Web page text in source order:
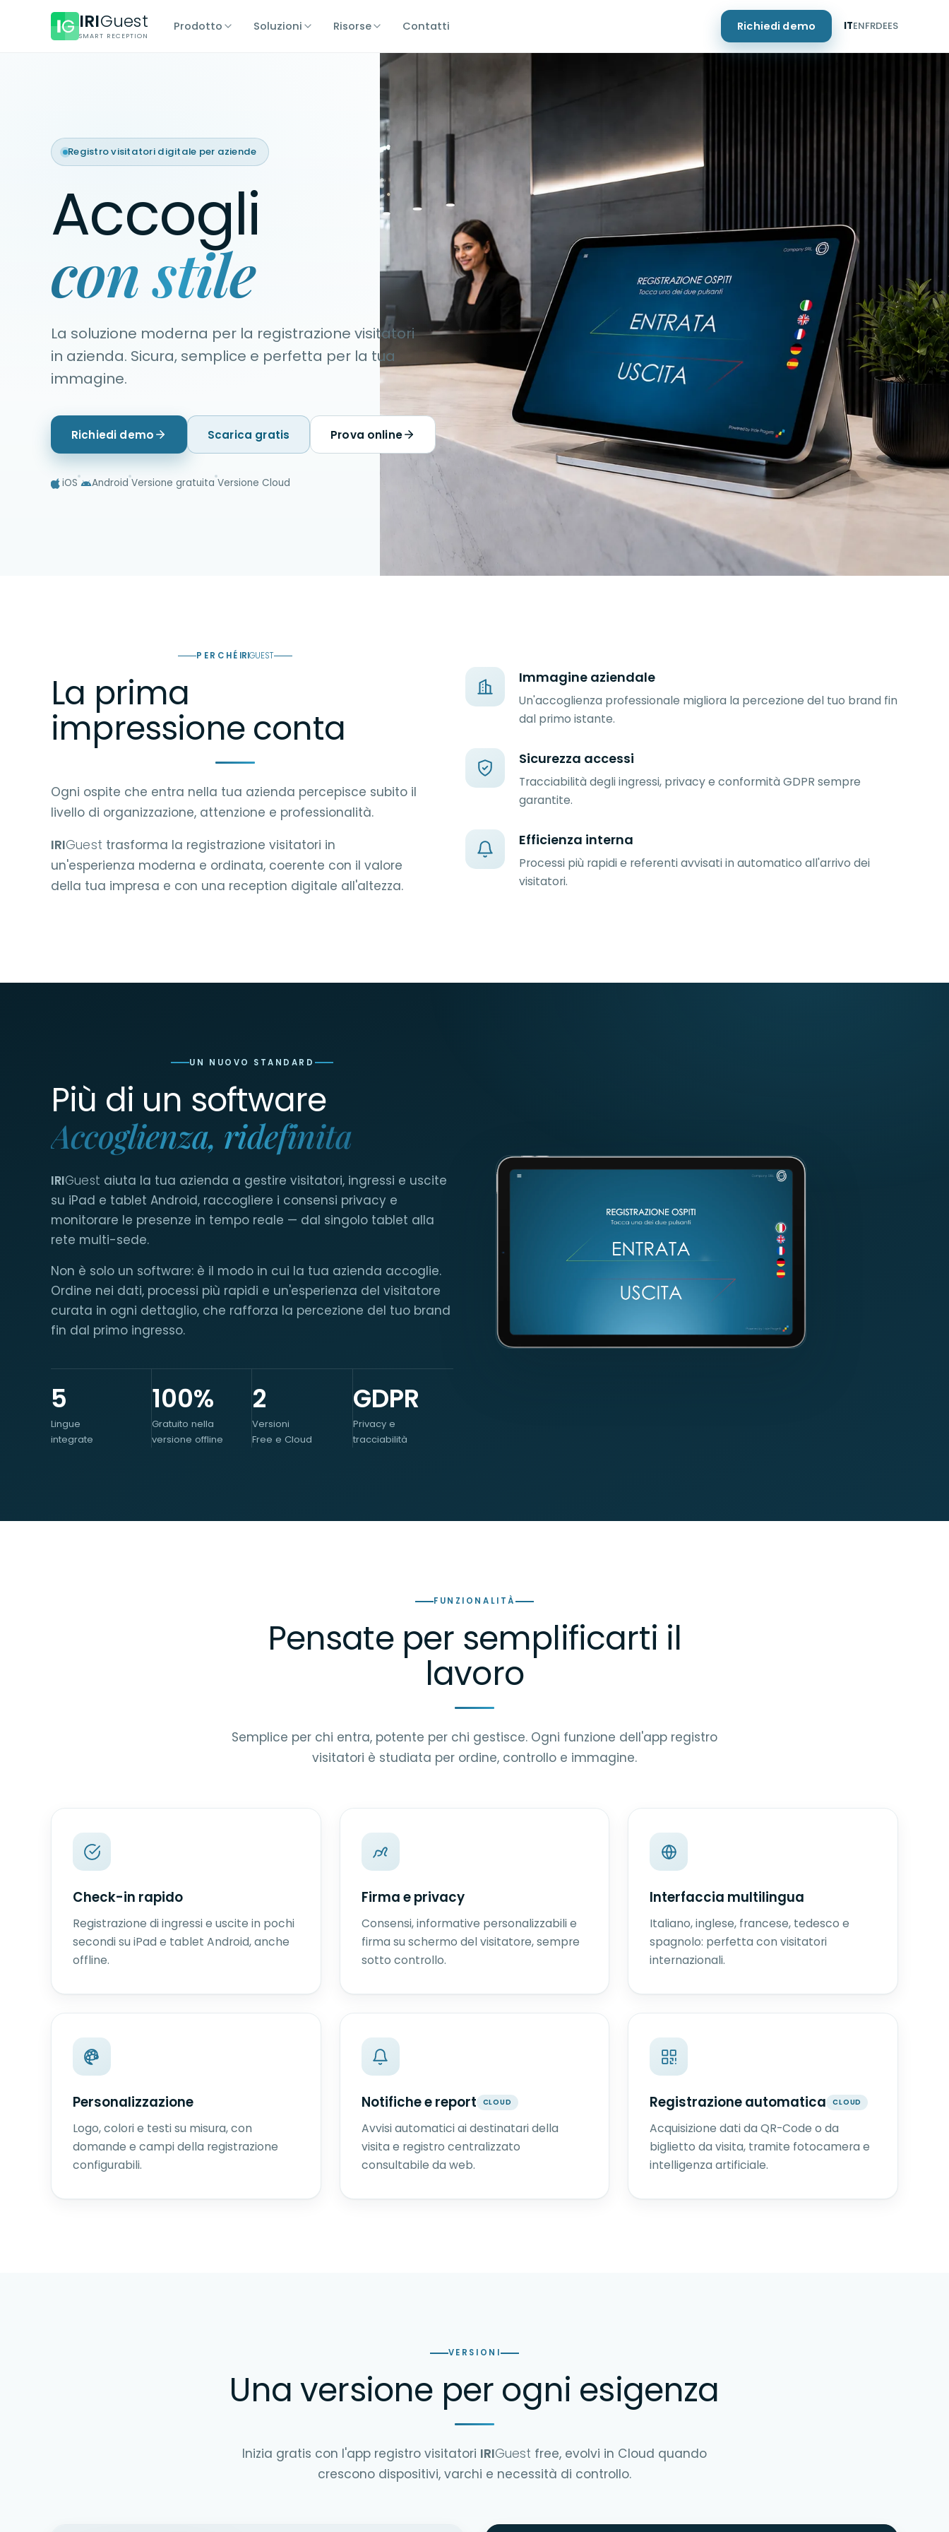
IRIGuest
SMART RECEPTION
Prodotto Soluzioni Risorse Contatti Richiedi demo ITENFRDEES
Registro visitatori digitale per aziende
Accogli
con stile
La soluzione moderna per la registrazione visitatori
in azienda. Sicura, semplice e perfetta per la tua
immagine.
Richiedi demo Scarica gratis Prova online
iOS Android Versione gratuita Versione Cloud
PERCHÉ IRIGUEST
La prima
impressione conta
Ogni ospite che entra nella tua azienda percepisce subito il
livello di organizzazione, attenzione e professionalità.
IRIGuest trasforma la registrazione visitatori in
un'esperienza moderna e ordinata, coerente con il valore
della tua impresa e con una reception digitale all'altezza.
Immagine aziendale
Un'accoglienza professionale migliora la percezione del tuo brand fin
dal primo istante.
Sicurezza accessi
Tracciabilità degli ingressi, privacy e conformità GDPR sempre
garantite.
Efficienza interna
Processi più rapidi e referenti avvisati in automatico all'arrivo dei
visitatori.
UN NUOVO STANDARD
Più di un software
Accoglienza, ridefinita
IRIGuest aiuta la tua azienda a gestire visitatori, ingressi e uscite
su iPad e tablet Android, raccogliere i consensi privacy e
monitorare le presenze in tempo reale — dal singolo tablet alla
rete multi-sede.
Non è solo un software: è il modo in cui la tua azienda accoglie.
Ordine nei dati, processi più rapidi e un'esperienza del visitatore
curata in ogni dettaglio, che rafforza la percezione del tuo brand
fin dal primo ingresso.
5
Lingue
integrate
100%
Gratuito nella
versione offline
2
Versioni
Free e Cloud
GDPR
Privacy e
tracciabilità
FUNZIONALITÀ
Pensate per semplificarti il
lavoro
Semplice per chi entra, potente per chi gestisce. Ogni funzione dell'app registro
visitatori è studiata per ordine, controllo e immagine.
Check-in rapido
Registrazione di ingressi e uscite in pochi
secondi su iPad e tablet Android, anche
offline.
Firma e privacy
Consensi, informative personalizzabili e
firma su schermo del visitatore, sempre
sotto controllo.
Interfaccia multilingua
Italiano, inglese, francese, tedesco e
spagnolo: perfetta con visitatori
internazionali.
Personalizzazione
Logo, colori e testi su misura, con
domande e campi della registrazione
configurabili.
Notifiche e report CLOUD
Avvisi automatici ai destinatari della
visita e registro centralizzato
consultabile da web.
Registrazione automatica CLOUD
Acquisizione dati da QR-Code o da
biglietto da visita, tramite fotocamera e
intelligenza artificiale.
VERSIONI
Una versione per ogni esigenza
Inizia gratis con l'app registro visitatori IRIGuest free, evolvi in Cloud quando
crescono dispositivi, varchi e necessità di controllo.